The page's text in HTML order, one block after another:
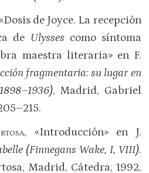
de Joyce. La recepción
de Ulysses como síntoma
maestra literaria» en F.
fragmentaria: su lugar en
, Madrid, Gabriel
, «Introducción» en J.
(Finnegans Wake, I, VIII).
Madrid, Cátedra, 1992,